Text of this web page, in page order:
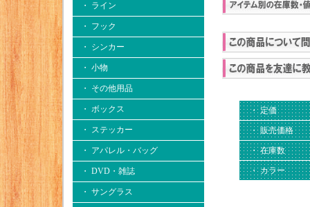
・ ライン
・ フック
・ シンカー
・ 小物
・ その他用品
・ ボックス
・ ステッカー
・ アパレル・バッグ
・ DVD・雑誌
・ サングラス
・ 定価
・ 販売価格
・ 在庫数
・ カラー